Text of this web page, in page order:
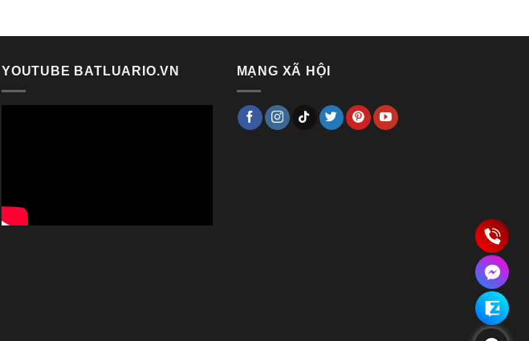
YOUTUBE BATLUARIO.VN MẠNG XÃ HỘI